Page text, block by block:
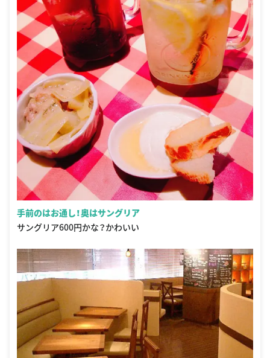
手前のはお通し！奥はサングリア
サングリア600円かな？かわいい